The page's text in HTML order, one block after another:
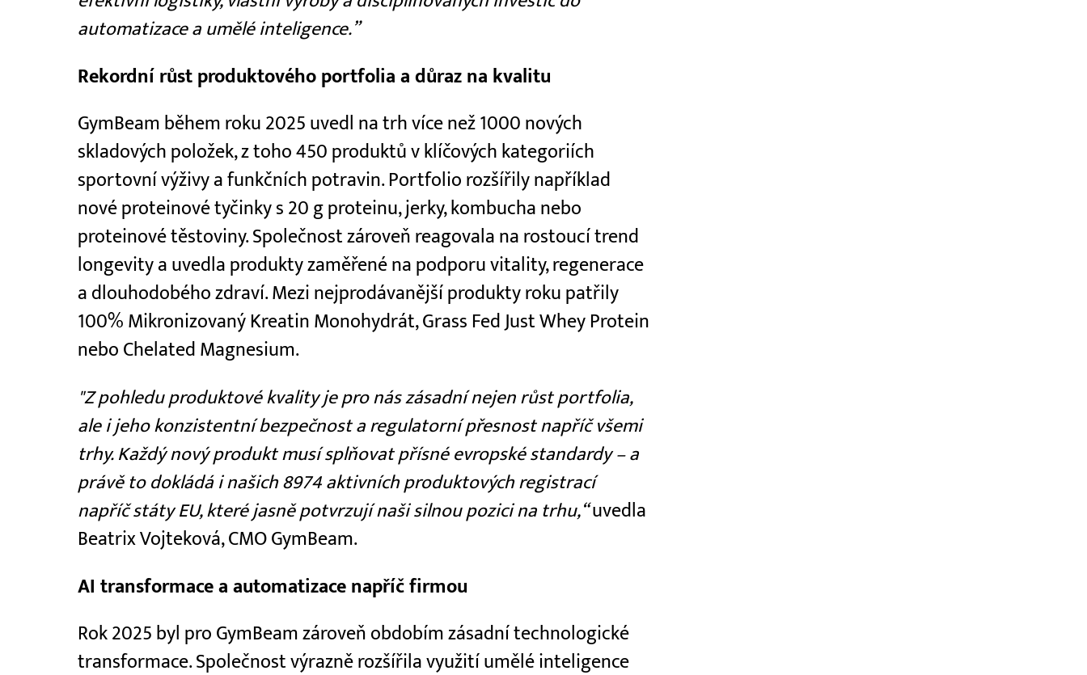
automatizace a umělé inteligence.”
Rekordní růst produktového portfolia a důraz na kvalitu
GymBeam během roku 2025 uvedl na trh více než 1000 nových
skladových položek, z toho 450 produktů v klíčových kategoriích
sportovní výživy a funkčních potravin. Portfolio rozšířily například
nové proteinové tyčinky s 20 g proteinu, jerky, kombucha nebo
proteinové těstoviny. Společnost zároveň reagovala na rostoucí trend
longevity a uvedla produkty zaměřené na podporu vitality, regenerace
a dlouhodobého zdraví. Mezi nejprodávanější produkty roku patřily
100% Mikronizovaný Kreatin Monohydrát, Grass Fed Just Whey Protein
nebo Chelated Magnesium.
"Z pohledu produktové kvality je pro nás zásadní nejen růst portfolia,
ale i jeho konzistentní bezpečnost a regulatorní přesnost napříč všemi
trhy. Každý nový produkt musí splňovat přísné evropské standardy – a
právě to dokládá i našich 8974 aktivních produktových registrací
napříč státy EU, které jasně potvrzují naši silnou pozici na trhu,“uvedla
Beatrix Vojteková, CMO GymBeam.
AI transformace a automatizace napříč firmou
Rok 2025 byl pro GymBeam zároveň obdobím zásadní technologické
transformace. Společnost výrazně rozšířila využití umělé inteligence